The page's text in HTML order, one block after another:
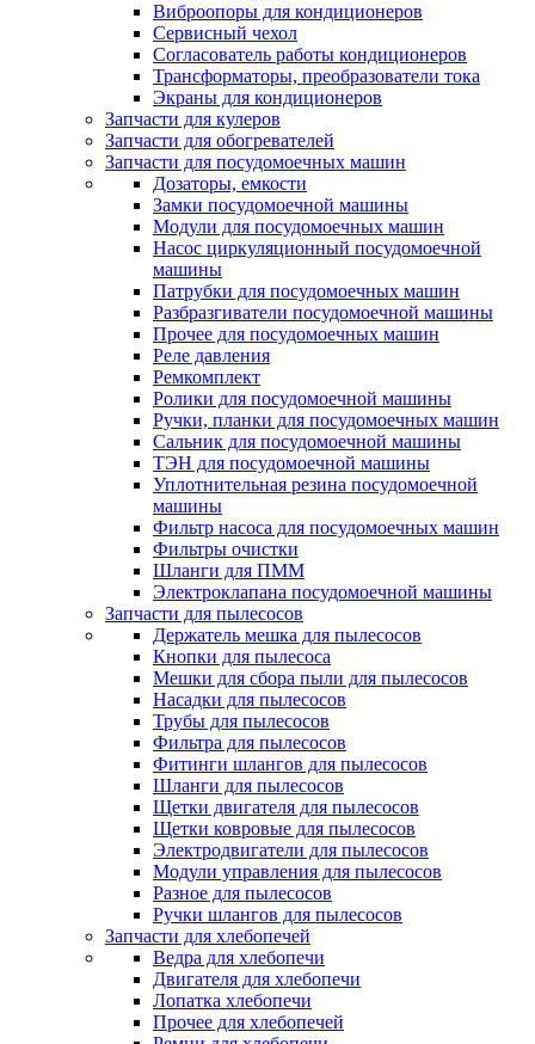
Виброопоры для кондиционеров
Сервисный чехол
Согласователь работы кондиционеров
Трансформаторы, преобразователи тока
Экраны для кондиционеров
Запчасти для кулеров
Запчасти для обогревателей
Запчасти для посудомоечных машин
Дозаторы, емкости
Замки посудомоечной машины
Модули для посудомоечных машин
Насос циркуляционный посудомоечной
машины
Патрубки для посудомоечных машин
Разбразгиватели посудомоечной машины
Прочее для посудомоечных машин
Реле давления
Ремкомплект
Ролики для посудомоечной машины
Ручки, планки для посудомоечных машин
Сальник для посудомоечной машины
ТЭН для посудомоечной машины
Уплотнительная резина посудомоечной
машины
Фильтр насоса для посудомоечных машин
Фильтры очистки
Шланги для ПММ
Электроклапана посудомоечной машины
Запчасти для пылесосов
Держатель мешка для пылесосов
Кнопки для пылесоса
Мешки для сбора пыли для пылесосов
Насадки для пылесосов
Трубы для пылесосов
Фильтра для пылесосов
Фитинги шлангов для пылесосов
Шланги для пылесосов
Щетки двигателя для пылесосов
Щетки ковровые для пылесосов
Электродвигатели для пылесосов
Модули управления для пылесосов
Разное для пылесосов
Ручки шлангов для пылесосов
Запчасти для хлебопечей
Ведра для хлебопечи
Двигателя для хлебопечи
Лопатка хлебопечи
Прочее для хлебопечей